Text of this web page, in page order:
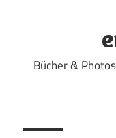
Bücher &